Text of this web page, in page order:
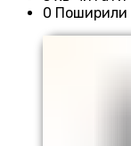
0 Поширили